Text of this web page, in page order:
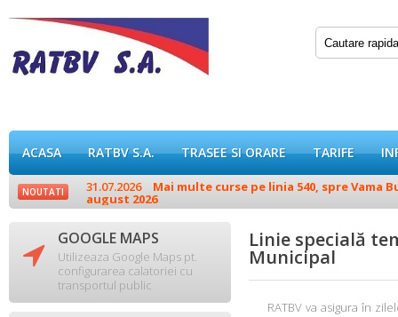
ACASA RATBV S.A. TRASEE SI ORARE TARIFE
NOUTATI 31.07.2026 Mai multe curse pe linia 540, spre Vama
august 2026
 GOOGLE MAPS
Utilizeaza Google Maps pt.
configurarea calatoriei cu
transportul public
Linie specială
Municipal
RATBV va asigura în